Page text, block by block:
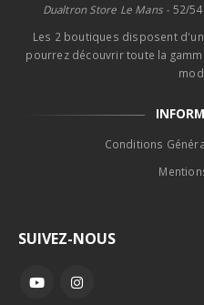
Dualtron Store Le Mans - 52/
Les 2 boutiques disposent
pourrez découvrir toute la
Conditions
SUIVEZ-NOUS